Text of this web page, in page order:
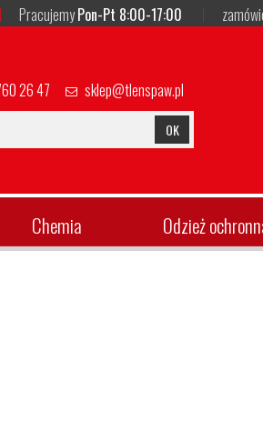
PracujemyPon-Pt 8:00-17:00
26 47 sklep@tlenspaw.pl
OK
Chemia Odzież